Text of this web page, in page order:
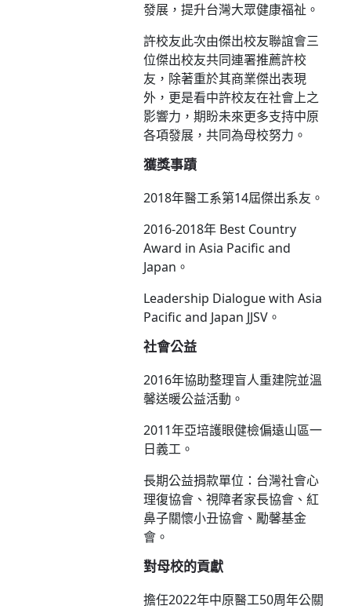
發展，提升台灣大眾健康福祉。
許校友此次由傑出校友聯誼會三
位傑出校友共同連署推薦許校
友，除著重於其商業傑出表現
外，更是看中許校友在社會上之
影響力，期盼未來更多支持中原
各項發展，共同為母校努力。
獲獎事蹟
2018年醫工系第14屆傑出系友。
2016-2018年 Best Country
Award in Asia Pacific and
Japan。
Leadership Dialogue with Asia
Pacific and Japan JJSV。
社會公益
2016年協助整理盲人重建院並溫
馨送暖公益活動。
2011年亞培護眼健檢偏遠山區一
日義工。
長期公益捐款單位：台灣社會心
理復協會、視障者家長協會、紅
鼻子關懷小丑協會、勵馨基金
會。
對母校的貢獻
擔任2022年中原醫工50周年公關